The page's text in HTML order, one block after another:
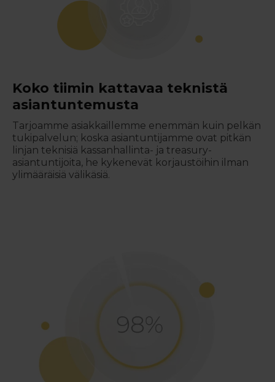
Koko tiimin kattavaa teknistä
asiantuntemusta
Tarjoamme asiakkaillemme enemmän kuin pelkän
tukipalvelun; koska asiantuntijamme ovat pitkän
linjan teknisiä kassanhallinta- ja treasury-
asiantuntijoita, he kykenevät korjaustöihin ilman
ylimääräisiä välikäsiä.